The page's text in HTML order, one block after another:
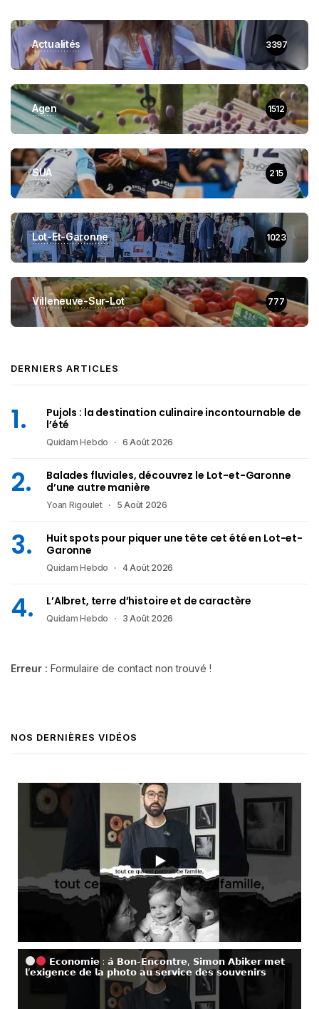
Actualités 3397
Agen 1512
SUA 215
Lot-Et-Garonne 1023
Villeneuve-Sur-Lot 777
DERNIERS ARTICLES
Pujols : la destination culinaire incontournable de
l’été
Quidam Hebdo 6 Août 2026
Balades fluviales, découvrez le Lot-et-Garonne
d’une autre manière
Yoan Rigoulet 5 Août 2026
Huit spots pour piquer une tête cet été en Lot-et-
Garonne
Quidam Hebdo 4 Août 2026
L’Albret, terre d’histoire et de caractère
Quidam Hebdo 3 Août 2026
Erreur : Formulaire de contact non trouvé !
NOS DERNIÈRES VIDÉOS
𝗘𝗰𝗼𝗻𝗼𝗺𝗶𝗲 : 𝗮̀ 𝗕𝗼𝗻-𝗘𝗻𝗰𝗼𝗻𝘁𝗿𝗲, 𝗦𝗶𝗺𝗼𝗻 𝗔𝗯𝗶𝗸𝗲𝗿 𝗺𝗲𝘁
𝗹’𝗲𝘅𝗶𝗴𝗲𝗻𝗰𝗲 𝗱𝗲 𝗹𝗮 𝗽𝗵𝗼𝘁𝗼 𝗮𝘂 𝘀𝗲𝗿𝘃𝗶𝗰𝗲 𝗱𝗲𝘀 𝘀𝗼𝘂𝘃𝗲𝗻𝗶𝗿𝘀